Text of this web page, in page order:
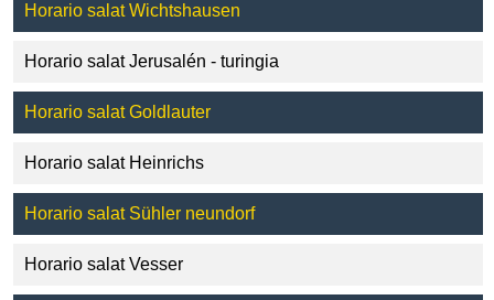
Horario salat Wichtshausen
Horario salat Jerusalén - turingia
Horario salat Goldlauter
Horario salat Heinrichs
Horario salat Sühler neundorf
Horario salat Vesser